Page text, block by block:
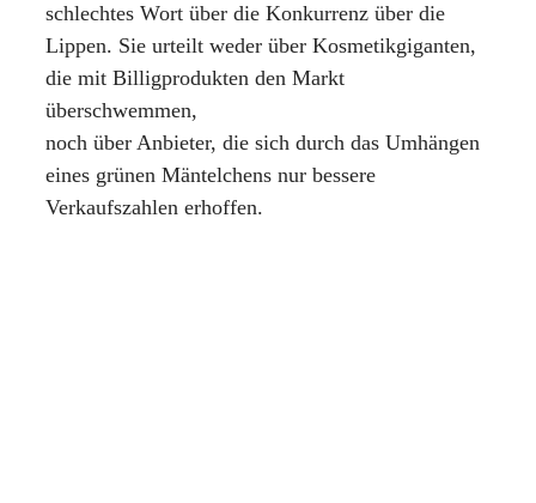
schlechtes Wort über die Konkurrenz über die
Lippen. Sie urteilt weder über Kosmetikgiganten,
die mit Billigprodukten den Markt
überschwemmen,
noch über Anbieter, die sich durch das Umhängen
eines grünen Mäntelchens nur bessere
Verkaufszahlen erhoffen.